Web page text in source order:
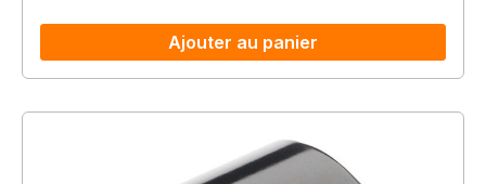
Ajouter au panier